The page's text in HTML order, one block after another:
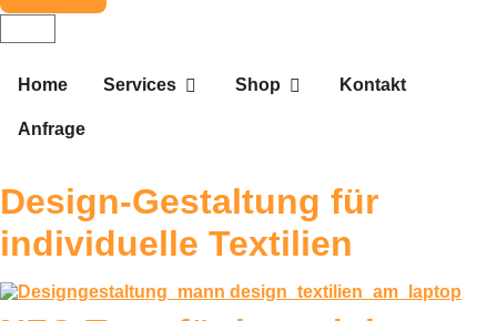
Home Services Shop Kontakt
Anfrage
Design-Gestaltung für
individuelle Textilien